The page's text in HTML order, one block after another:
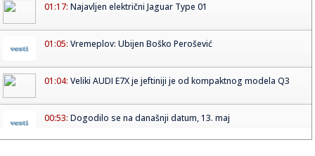
01:17: Najavljen električni Jaguar Type 01
01:05: Vremeplov: Ubijen Boško Perošević
01:04: Veliki AUDI E7X je jeftiniji je od kompaktnog modela Q3
00:53: Dogodilo se na današnji datum, 13. maj